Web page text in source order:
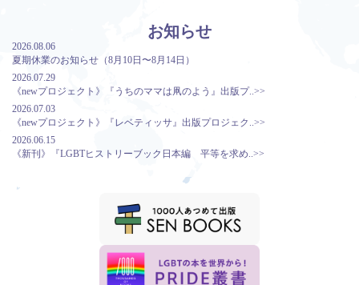
お知らせ
2026.08.06
夏期休業のお知らせ（8月10日〜8月14日）
2026.07.29
《newプロジェクト》『うちのママは凧のよう』出版プ..>>
2026.07.03
《newプロジェクト》『レベティッサ』出版プロジェク..>>
2026.06.15
《新刊》『LGBTヒストリーブック日本編 平等を求め..>>